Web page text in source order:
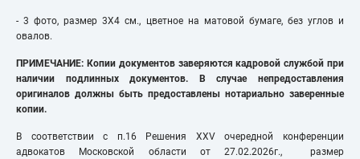
- 3 фото, размер 3Х4 см., цветное на матовой бумаге, без углов и
овалов.
ПРИМЕЧАНИЕ: Копии документов заверяются кадровой службой при
наличии подлинных документов. В случае непредоставления
оригиналов должны быть предоставлены нотариально заверенные
копии.
В соответствии с п.16 Решения XXV очередной конференции
адвокатов Московской области от 27.02.2026г., размер